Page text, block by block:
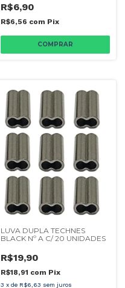
R$6,90
R$6,56 com Pix
LUVA DUPLA TECHNES
BLACK Nº A C/ 20 UNIDADES
R$19,90
R$18,91 com Pix
3 x de R$6,63 sem juros